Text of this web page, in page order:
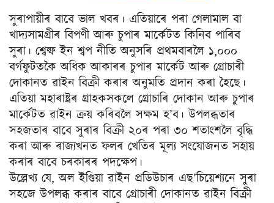
সুৰাপায়ীৰ বাবে ভাল খবৰ। এতিয়াৰে পৰা গেলামাল বা
খাদ্যসামগ্ৰীৰ বিপণী আৰু চুপাৰ মাৰ্কেটত কিনিব পাৰিব
সুৰা। শ্বেল্ফ ইন শ্বপ নীতি অনুসৰি প্ৰথমবাৰলৈ ১,০০০
বৰ্গফুটতকৈ অধিক আকাৰৰ চুপাৰ মাৰ্কেট আৰু গ্ৰোচাৰী
দোকানত ৱাইন বিক্ৰী কৰাৰ অনুমতি প্ৰদান কৰা হৈছে।
এতিয়া মহাৰাষ্ট্ৰৰ গ্ৰাহকসকলে গ্ৰোচাৰি দোকান আৰু চুপাৰ
মাৰ্কেটত ৱাইন ক্ৰয় কৰিবলৈ সক্ষম হ’ব। উপলব্ধতাৰ
সহজতাৰ বাবে সুৰাৰ বিক্ৰী ২০ৰ পৰা ৩০ শতাংশলৈ বৃদ্ধি
কৰা আৰু ৰাজ্যখনত ফলৰ খেতিৰ মূল্য সংযোজনত সহায়
কৰাৰ বাবে চৰকাৰৰ পদক্ষেপ।
উল্লেখ্য যে, অল ইণ্ডিয়া ৱাইন প্ৰডিউচাৰ এছ’চিয়েশ্যনে সুৰা
সহজে উপলব্ধ কৰাৰ বাবে গ্ৰোচাৰী দোকানত ৱাইন বিক্ৰী